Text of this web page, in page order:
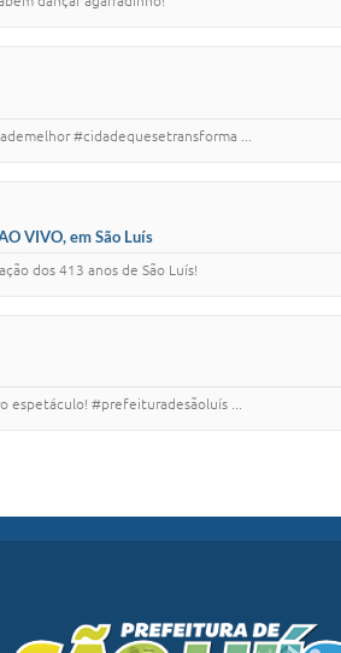
#cidadequesetransforma ...
VIVO, em São Luís
dos 413 anos de São Luís!
espetáculo! #prefeituradesãoluís ...